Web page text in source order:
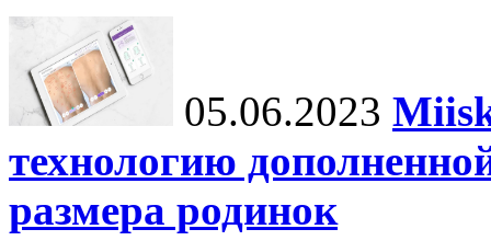
05.06.2023
технологию
размера родинок